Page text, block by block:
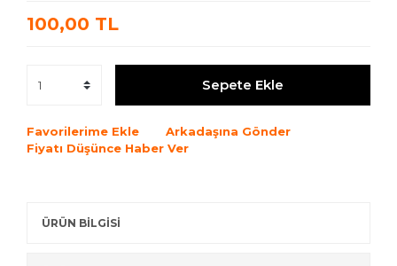
100,00 TL
Sepete Ekle
Favorilerime Ekle
Arkadaşına Gönder
Fiyatı Düşünce Haber Ver
ÜRÜN BİLGİSİ